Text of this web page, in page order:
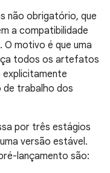
não obrigatório, que
a compatibilidade
O motivo é que uma
todos os artefatos
explicitamente
de trabalho dos
por três estágios
versão estável.
lançamento são: